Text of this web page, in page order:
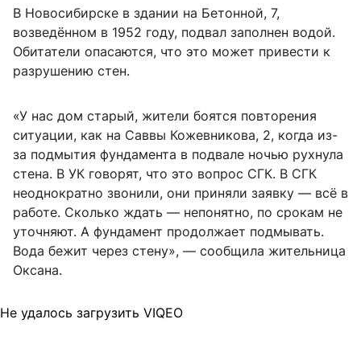
В Новосибирске в здании на Бетонной, 7,
возведённом в 1952 году, подвал заполнен водой.
Обитатели опасаются, что это может привести к
разрушению стен.
«У нас дом старый, жители боятся повторения
ситуации, как на Саввы Кожевникова, 2, когда из-
за подмытия фундамента в подвале ночью рухнула
стена. В УК говорят, что это вопрос СГК. В СГК
неоднократно звонили, они приняли заявку — всё в
работе. Сколько ждать — непонятно, по срокам не
уточняют. А фундамент продолжает подмывать.
Вода бежит через стену», — сообщила жительница
Оксана.
Не удалось загрузить VIQEO